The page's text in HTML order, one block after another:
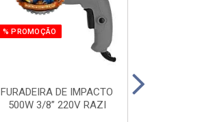
% PROMOÇÃO
FURADEIRA DE IMPACTO
500W 3/8” 220V RAZI